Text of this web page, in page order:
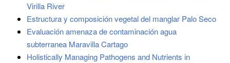
Virilla River
Estructura y composición vegetal del manglar Palo Seco
Evaluación amenaza de contaminación agua
subterranea Maravilla Cartago
Holistically Managing Pathogens and Nutrients in